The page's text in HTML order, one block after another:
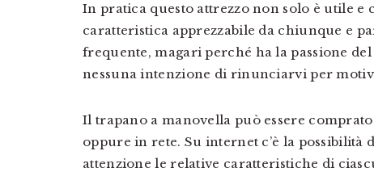
In pratica questo attrezzo non solo è utile e
caratteristica apprezzabile da chiunque e
frequente, magari perché ha la passione
nessuna intenzione di rinunciarvi per
Il trapano a manovella può essere
oppure in rete. Su internet c’è la
attenzione le relative caratteristiche di